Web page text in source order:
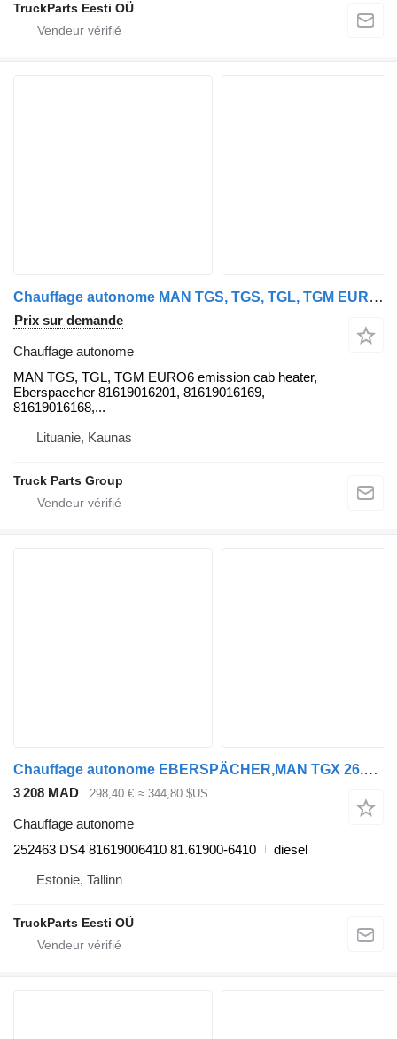
TruckParts Eesti OÜ
Chauffage autonome MAN TGS, TGS, TGL, TGM EURO6 emission cab heater, Eberspaecher 81619 MAN pour tracteur routier MAN MAN TGS, TGS, TGL, TGM EURO6 emission cab heater, Eberspaecher 81619016201, 81619016169, 81619016168, 81619016161, 81619006410, 252463
Prix sur demande
Chauffage autonome
MAN TGS, TGL, TGM EURO6 emission cab heater,
Eberspaecher 81619016201, 81619016169,
81619016168,...
Lituanie, Kaunas
Truck Parts Group
Chauffage autonome EBERSPÄCHER,MAN TGX 26.480 (01.07-) 252463 DS4 pour tracteur routier MAN TGL, TGM, TGS, TGX (2005-2021)
3 208 MAD 298,40 € ≈ 344,80 $US
Chauffage autonome
252463 DS4 81619006410 81.61900-6410
diesel
Estonie, Tallinn
TruckParts Eesti OÜ